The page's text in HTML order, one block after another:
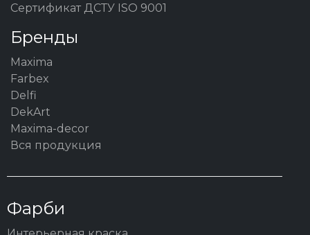
Сертификат ДСТУ ISO 9001
Бренды
Maxima
Farbex
Delfi
DekArt
Maxima-decor
Вся продукция
Фарби